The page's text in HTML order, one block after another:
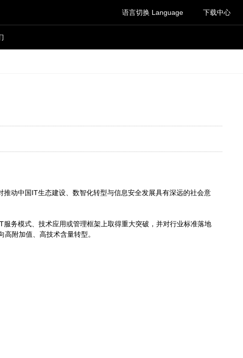
语言切换 Language 下载中心
动中国IT生态建设、数智化转型与信息安全发展具有深远的社会意
务模式、技术应用或管理框架上取得重大突破，并对行业标准落地
附加值、高技术含量转型。